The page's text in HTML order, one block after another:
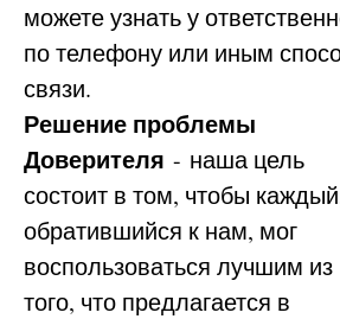
можете узнать у
по телефону или иным
связи.
Решение проблемы
Доверителя - наша цель
состоит в том, чтобы
обратившийся к нам, мог
воспользоваться лучшим из
того, что предлагается в